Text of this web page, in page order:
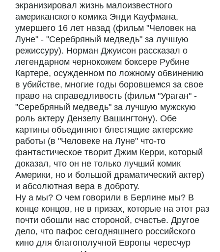
экранизировал жизнь малоизвестного
американского комика Энди Кауфмана,
умершего 16 лет назад (фильм "Человек на
Луне" - "Серебряный медведь" за лучшую
режиссуру). Норман Джуисон рассказал о
легендарном чернокожем боксере Рубине
Картере, осужденном по ложному обвинению
в убийстве, многие годы боровшемся за свое
право на справедливость (фильм "Ураган" -
"Серебряный медведь" за лучшую мужскую
роль актеру Дензелу Вашингтону). Обе
картины объединяют блестящие актерские
работы (в "Человеке на Луне" что-то
фантастическое творит Джим Керри, который
доказал, что он не только лучший комик
Америки, но и большой драматический актер)
и абсолютная вера в доброту.
Ну а мы? О чем говорили в Берлине мы? В
конце концов, не в призах, которые на этот раз
почти обошли нас стороной, счастье. Другое
дело, что пафос сегодняшнего российского
кино для благополучной Европы чересчур